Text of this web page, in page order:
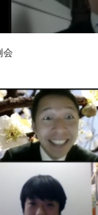
会